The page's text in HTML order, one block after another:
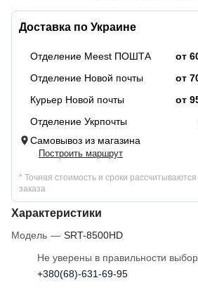
Доставка по Украине
Отделение Meest ПОШТА от
Отделение Новой почты
от
Курьер Новой почты
от
Отделение Укрпочты
Самовывоз из магазина
Построить маршрут
* Точная стоимость и сроки
заказа
Характеристики
Модель — SRT-8500HD
Не уверены в правильности
+380(68)-631-69-95